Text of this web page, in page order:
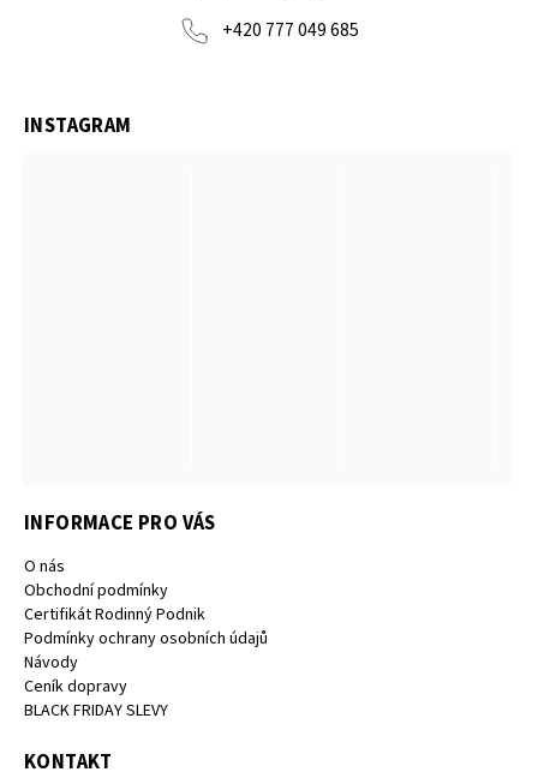
+420 777 049 685
INFORMACE PRO VÁS
O nás
Obchodní podmínky
Certifikát Rodinný Podnik
Podmínky ochrany osobních údajů
Návody
Ceník dopravy
BLACK FRIDAY SLEVY
KONTAKT
INSTAGRAM